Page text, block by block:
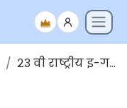
२३ वी राष्ट्रीय इ-गव्हर्नन्स परिषद: मुंबई